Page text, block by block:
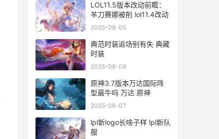
LOL11.5版本改动前瞻：
羊刀赛娜被削 lol11.4改动
2025-08-05
典范时装返场别有失 典藏
时装
2025-08-08
原神3.7版本万达国际阵
型最牛吗 万达 原神
2025-08-07
lpl新logo长啥子样 lpl新队
服